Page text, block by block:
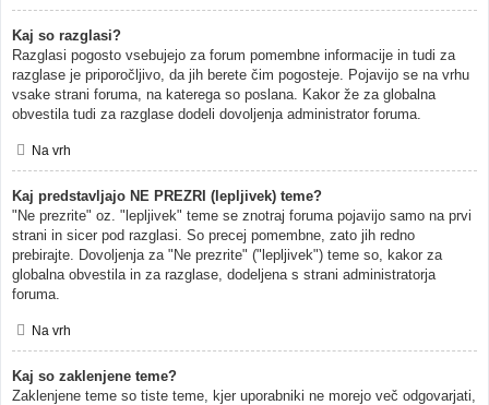
Kaj so razglasi?
Razglasi pogosto vsebujejo za forum pomembne informacije in tudi za
razglase je priporočljivo, da jih berete čim pogosteje. Pojavijo se na vrhu
vsake strani foruma, na katerega so poslana. Kakor že za globalna
obvestila tudi za razglase dodeli dovoljenja administrator foruma.
Na vrh
Kaj predstavljajo NE PREZRI (lepljivek) teme?
"Ne prezrite" oz. "lepljivek" teme se znotraj foruma pojavijo samo na prvi
strani in sicer pod razglasi. So precej pomembne, zato jih redno
prebirajte. Dovoljenja za "Ne prezrite" ("lepljivek") teme so, kakor za
globalna obvestila in za razglase, dodeljena s strani administratorja
foruma.
Na vrh
Kaj so zaklenjene teme?
Zaklenjene teme so tiste teme, kjer uporabniki ne morejo več odgovarjati,